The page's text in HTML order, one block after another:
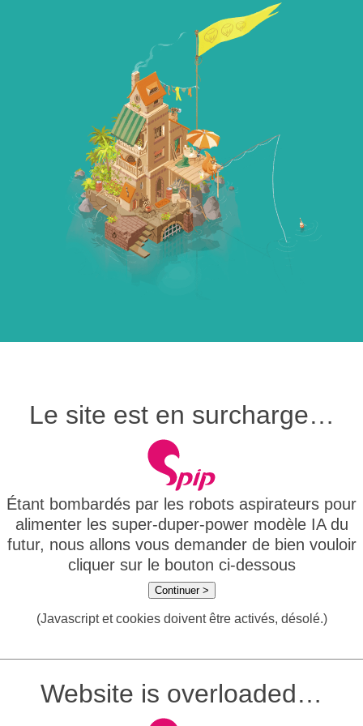
Le site est en surcharge…
Étant bombardés par les robots aspirateurs pour
alimenter les super-duper-power modèle IA du
futur, nous allons vous demander de bien vouloir
cliquer sur le bouton ci-dessous
Continuer >
(Javascript et cookies doivent être activés, désolé.)
Website is overloaded…